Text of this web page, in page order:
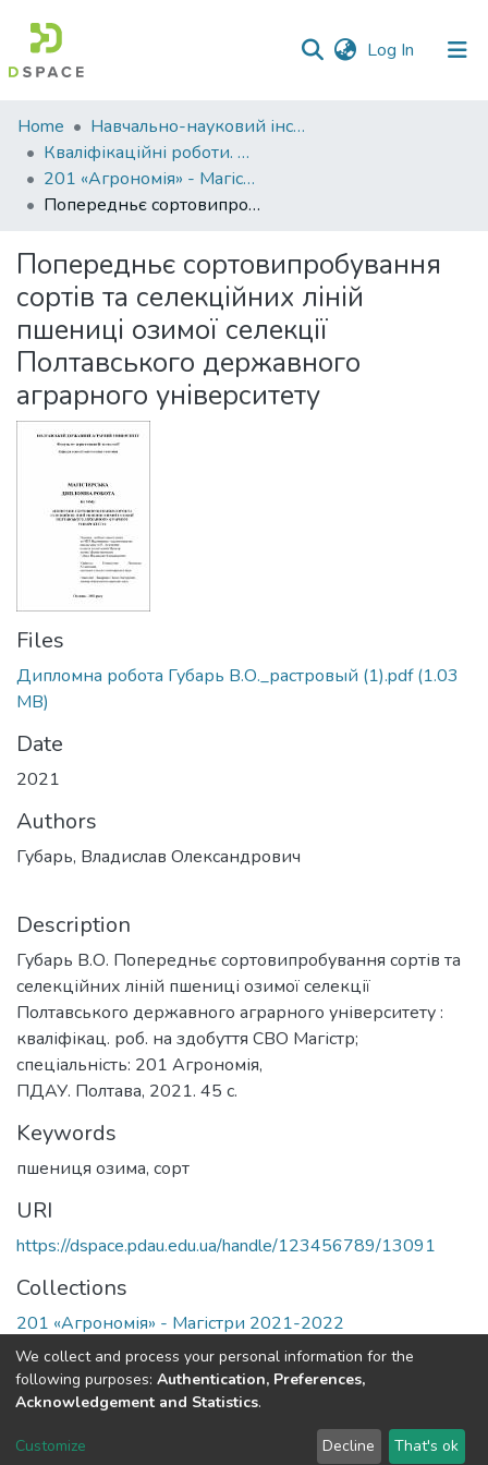
Log In (current)
Communities
&
Collections
All of DSpace
Statistics
Home
Навчально-науковий інститут агротехнологій, селекції та екології
Кваліфікаційні роботи. ННІ агротехнологій, селекції та екології
201 «Агрономія» - Магістри 2021-2022
Попередньє сортовипробування сортів та селекційних ліній пшениці озимої селекції Полтавського державного аграрного університету
Попередньє сортовипробування
сортів та селекційних ліній
пшениці озимої селекції
Полтавського державного
аграрного університету
Files
Дипломна робота Губарь В.О._растровый (1).pdf(1.03
MB)
Date
2021
Authors
Губарь, Владислав Олександрович
Description
Губарь В.О. Попередньє сортовипробування сортів та
селекційних ліній пшениці озимої селекції
Полтавського державного аграрного університету :
кваліфікац. роб. на здобуття СВО Магістр;
спеціальність: 201 Агрономія,
ПДАУ. Полтава, 2021. 45 с.
Keywords
пшениця озима, сорт
URI
https://dspace.pdau.edu.ua/handle/123456789/13091
Collections
201 «Агрономія» - Магістри 2021-2022
Full item page
DSpace software copyright © 2002-2026 LYRASIS
We collect and process your personal information for the
following purposes: Authentication, Preferences,
Acknowledgement and Statistics.
Customize Decline That's ok